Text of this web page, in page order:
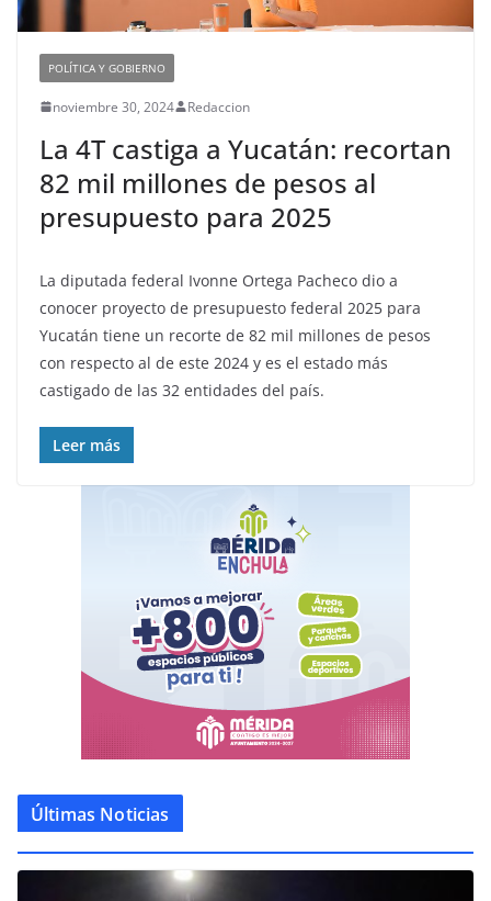
POLÍTICA Y GOBIERNO
noviembre 30, 2024 Redaccion
La 4T castiga a Yucatán: recortan
82 mil millones de pesos al
presupuesto para 2025
La diputada federal Ivonne Ortega Pacheco dio a
conocer proyecto de presupuesto federal 2025 para
Yucatán tiene un recorte de 82 mil millones de pesos
con respecto al de este 2024 y es el estado más
castigado de las 32 entidades del país.
Leer más
Últimas Noticias